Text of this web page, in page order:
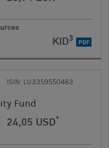
KID3 PDF
ISIN: LU3359550483
Fund
24,05 USD*